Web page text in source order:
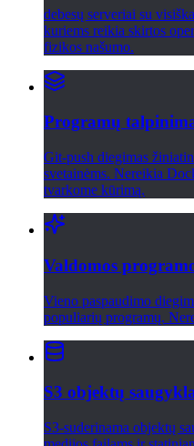
debesų serveriai su
kuriems reikia skirtos
fizikos našumo.
Programų
Git-push diegimas
svetainėms. Nereikia
tvarkome kūrimą.
Valdomos
Vieno paspaudimo
populiarių programų.
S3 objektų
S3-suderinama objektų